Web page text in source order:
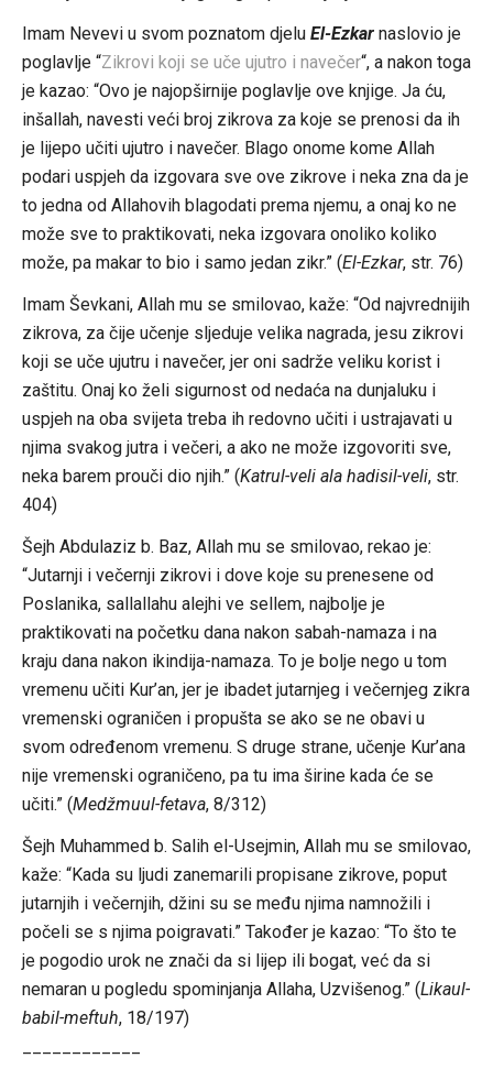
Imam Nevevi u svom poznatom djelu El-Ezkarnaslovio je
poglavlje “Zikrovi koji se uče ujutro i navečer“, a nakon toga
je kazao: “Ovo je najopširnije poglavlje ove knjige. Ja ću,
inšallah, navesti veći broj zikrova za koje se prenosi da ih
je lijepo učiti ujutro i navečer. Blago onome kome Allah
podari uspjeh da izgovara sve ove zikrove i neka zna da je
to jedna od Allahovih blagodati prema njemu, a onaj ko ne
može sve to praktikovati, neka izgovara onoliko koliko
može, pa makar to bio i samo jedan zikr.” (El-Ezkar, str. 76)
Imam Ševkani, Allah mu se smilovao, kaže: “Od najvrednijih
zikrova, za čije učenje sljeduje velika nagrada, jesu zikrovi
koji se uče ujutru i navečer, jer oni sadrže veliku korist i
zaštitu. Onaj ko želi sigurnost od nedaća na dunjaluku i
uspjeh na oba svijeta treba ih redovno učiti i ustrajavati u
njima svakog jutra i večeri, a ako ne može izgovoriti sve,
neka barem prouči dio njih.” (Katrul-veli ala hadisil-veli, str.
404)
Šejh Abdulaziz b. Baz, Allah mu se smilovao, rekao je:
“Jutarnji i večernji zikrovi i dove koje su prenesene od
Poslanika, sallallahu alejhi ve sellem, najbolje je
praktikovati na početku dana nakon sabah-namaza i na
kraju dana nakon ikindija-namaza. To je bolje nego u tom
vremenu učiti Kur’an, jer je ibadet jutarnjeg i večernjeg zikra
vremenski ograničen i propušta se ako se ne obavi u
svom određenom vremenu. S druge strane, učenje Kur’ana
nije vremenski ograničeno, pa tu ima širine kada će se
učiti.” (Medžmuul-fetava, 8/312)
Šejh Muhammed b. Salih el-Usejmin, Allah mu se smilovao,
kaže: “Kada su ljudi zanemarili propisane zikrove, poput
jutarnjih i večernjih, džini su se među njima namnožili i
počeli se s njima poigravati.” Također je kazao: “To što te
je pogodio urok ne znači da si lijep ili bogat, već da si
nemaran u pogledu spominjanja Allaha, Uzvišenog.” (Likaul-
babil-meftuh, 18/197)